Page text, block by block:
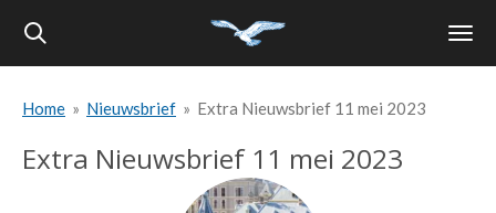
Ga
deHome » Nieuwsbrief » Extra Nieuwsbrief 11 mei 2023
Extra Nieuwsbrief 11 mei 2023